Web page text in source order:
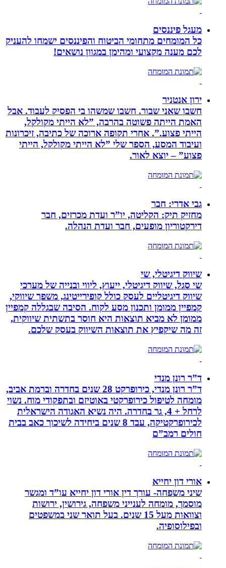
מעגל פיננסים
כל המומחים מתחומי הביטוח והפיננסים ישמחו להעניק
לכם מענה מקצועי ומהימן במגוון נושאים!
ירון אנטניר
חשבו שאני שבור. חשבו שמשהו בי הפסיק לעבוד. אבל
האמת הייתה פשוטה בהרבה, ”לא הייתי מקולקל,
הייתי פצוע.”. אחרי תקופה ארוכה של כתיבה, זיכרונות
ועיבוד המסע, הספר שלי ”לא הייתי מקולקל, הייתי
פצוע” – יוצא לאור.
גבי אדרי: חבר
מחזיק תיק: הקליטה, יו”ר ועדת מכרזים, חבר
דירקטוריון מופעים, חבר ועדת הנהלה.
שיווק דיגיטלי, שי
שי סגל, שיווק דיגיטלי, ייעוץ, ליווי ובנייה של מערכי
שיווק דיגיטליים לעסק כולל קופירייטינג, משפך שיווקי,
קמפיין ממומן ותכנון מסע לקוח. הסיבה שבגללה קמפיין
ממומן לא מביא תוצאות היא חוסר בתשתית שיווקית,
זה מה שיקפיץ את תוצאות השיווק בעסק שלכם.
ד”ר רונן מנדי
ד”ר רונן מנדי, כירופרקט 28 שנים בחדרה וברמת אביב,
מומחה לטיפול כירופרקטי באוטיזם ובתפקודי מוח. נשוי
לרחל + 4, גר בחדרה. היה נשיא האגודה הישראלית
לכירופרקטיקה, עבד 8 שנים ביחידה לשיכוך כאב בבית
חולים רמב”ם
אורי דון יחייא
שיני משפחה- עורך דין אורי דון יחייא עו”ד ומגשר
מוסמך, מומחה לענייני משפחה, גירושין, ירושות
וצוואות מעל 15 שנים. בעל תואר שני במשפטים
ובפילוסופיה.